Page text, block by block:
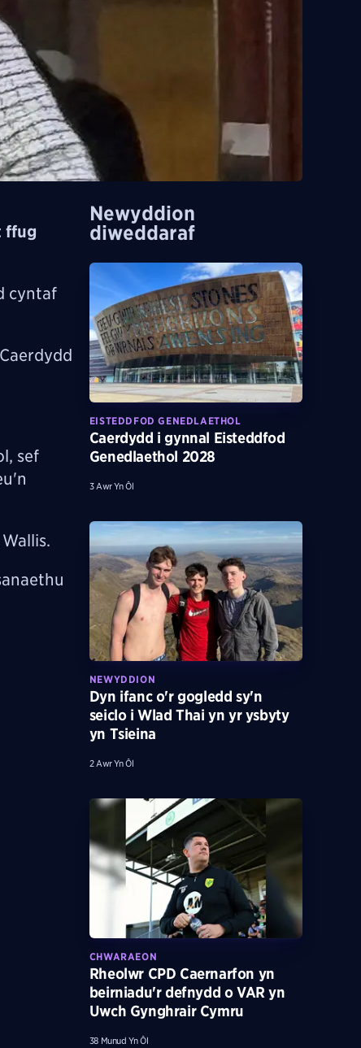
ffug
cyntaf
sef
Newyddion
diweddaraf
EISTEDDFOD GENEDLAETHOL
Caerdydd i gynnal Eisteddfod
Genedlaethol 2028
3 Awr Yn Ôl
NEWYDDION
Dyn ifanc o'r gogledd sy'n
seiclo i Wlad Thai yn yr ysbyty
yn Tsieina
2 Awr Yn Ôl
CHWARAEON
Rheolwr CPD Caernarfon yn
beirniadu'r defnydd o VAR yn
Uwch Gynghrair Cymru
38 Munud Yn Ôl